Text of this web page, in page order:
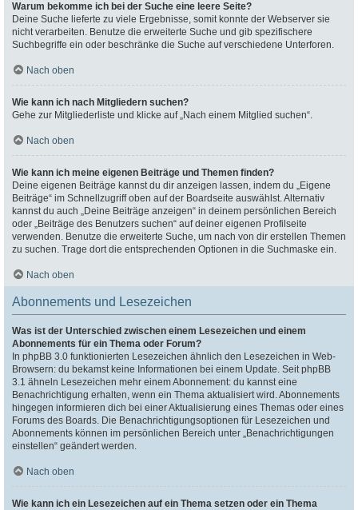
Warum bekomme ich bei der Suche eine leere Seite?
Deine Suche lieferte zu viele Ergebnisse, somit konnte der Webserver sie
nicht verarbeiten. Benutze die erweiterte Suche und gib spezifischere
Suchbegriffe ein oder beschränke die Suche auf verschiedene Unterforen.
Nach oben
Wie kann ich nach Mitgliedern suchen?
Gehe zur Mitgliederliste und klicke auf „Nach einem Mitglied suchen“.
Nach oben
Wie kann ich meine eigenen Beiträge und Themen finden?
Deine eigenen Beiträge kannst du dir anzeigen lassen, indem du „Eigene
Beiträge“ im Schnellzugriff oben auf der Boardseite auswählst. Alternativ
kannst du auch „Deine Beiträge anzeigen“ in deinem persönlichen Bereich
oder „Beiträge des Benutzers suchen“ auf deiner eigenen Profilseite
verwenden. Benutze die erweiterte Suche, um nach von dir erstellen Themen
zu suchen. Trage dort die entsprechenden Optionen in die Suchmaske ein.
Nach oben
Abonnements und Lesezeichen
Was ist der Unterschied zwischen einem Lesezeichen und einem
Abonnements für ein Thema oder Forum?
In phpBB 3.0 funktionierten Lesezeichen ähnlich den Lesezeichen in Web-
Browsern: du bekamst keine Informationen bei einem Update. Seit phpBB
3.1 ähneln Lesezeichen mehr einem Abonnement: du kannst eine
Benachrichtigung erhalten, wenn ein Thema aktualisiert wird. Abonnements
hingegen informieren dich bei einer Aktualisierung eines Themas oder eines
Forums des Boards. Die Benachrichtigungsoptionen für Lesezeichen und
Abonnements können im persönlichen Bereich unter „Benachrichtigungen
einstellen“ geändert werden.
Nach oben
Wie kann ich ein Lesezeichen auf ein Thema setzen oder ein Thema